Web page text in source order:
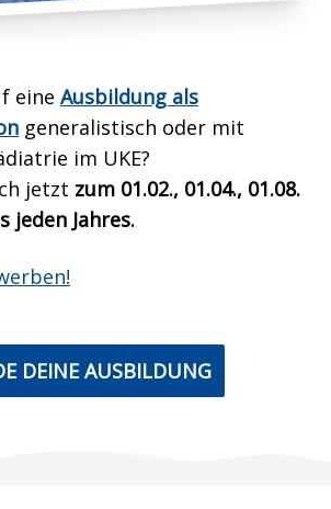
eine Ausbildung als
generalistisch oder mit
im UKE?
jetzt zum 01.02., 01.04., 01.08.
jeden Jahres.
DEINE AUSBILDUNG